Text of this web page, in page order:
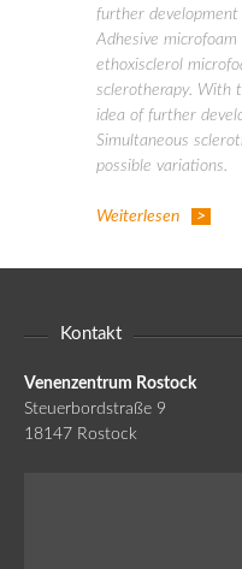
further
Adhesive
ethoxisclerol
sclerotherapy. With
idea of further
Simultaneous
possible variations.
Weiterlesen
Kontakt
Venenzentrum Rostock
Steuerbordstraße 9
18147 Rostock